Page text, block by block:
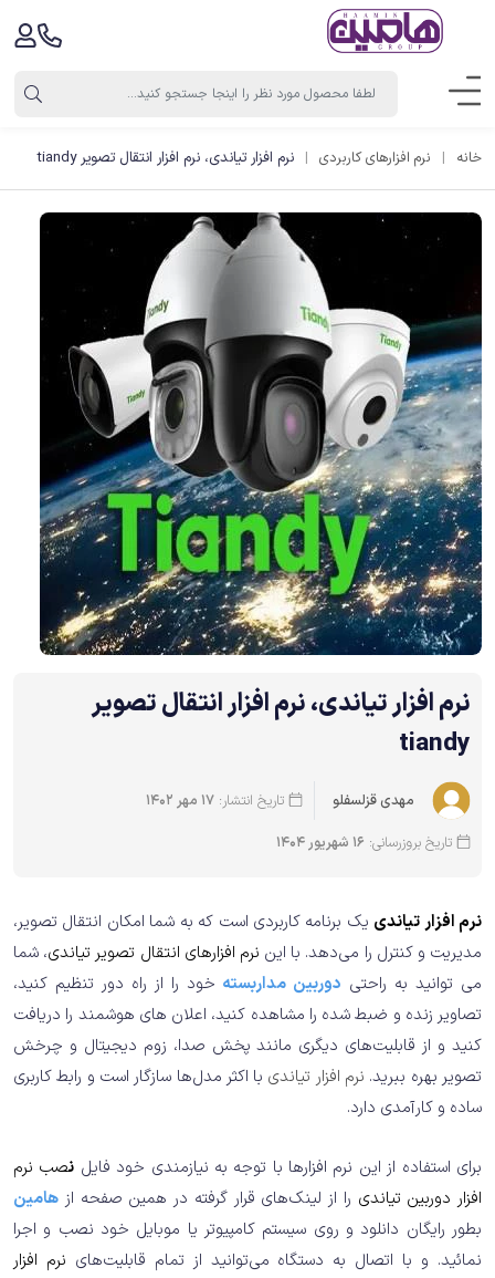
خانه نرم افزارهای کاربردی نرم افزار تیاندی، نرم افزار انتقال تصویر tiandy
نرم افزار تیاندی، نرم افزار انتقال تصویر
tiandy
مهدی قزلسفلو تاریخ انتشار: 17 مهر 1402
تاریخ بروزرسانی: 16 شهریور 1404
نرم افزار تیاندی یک برنامه کاربردی است که به شما امکان انتقال تصویر،
مدیریت و کنترل را می‌دهد. با این نرم افزارهای انتقال تصویر تیاندی، شما
می توانید به راحتی دوربین مداربسته خود را از راه دور تنظیم کنید،
تصاویر زنده و ضبط شده را مشاهده کنید، اعلان های هوشمند را دریافت
کنید و از قابلیت‌های دیگری مانند پخش صدا، زوم دیجیتال و چرخش
تصویر بهره ببرید. نرم افزار تیاندی با اکثر مدل‌ها سازگار است و رابط کاربری
ساده و کارآمدی دارد.
برای استفاده از این نرم افزارها با توجه به نیازمندی خود فایل نصب نرم
افزار دوربین تیاندی را از لینک‌های قرار گرفته در همین صفحه از هامین
بطور رایگان دانلود و روی سیستم کامپیوتر یا موبایل خود نصب و اجرا
نمائید. و با اتصال به دستگاه می‌توانید از تمام قابلیت‌های نرم افزار